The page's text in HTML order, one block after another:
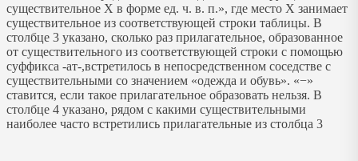
существительное X в форме ед. ч. в. п.», где место X занимает
существительное из соответствующей строки таблицы. В
столбце 3 указано, сколько раз прилагательное, образованное
от существительного из соответствующей строки с помощью
суффикса -ат-,встретилось в непосредственном соседстве с
существительными со значением «одежда и обувь». «−»
ставится, если такое прилагательное образовать нельзя. В
столбце 4 указано, рядом с какими существительными
наиболее часто встретились прилагательные из столбца 3